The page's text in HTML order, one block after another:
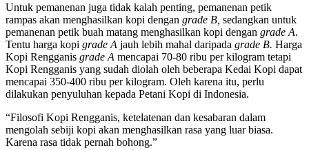
Untuk pemanenan juga tidak kalah penting, pemanenan petik
rampas akan menghasilkan kopi dengan grade B, sedangkan untuk
pemanenan petik buah matang menghasilkan kopi dengan grade A.
Tentu harga kopi grade A jauh lebih mahal daripada grade B. Harga
Kopi Rengganis grade A mencapai 70-80 ribu per kilogram tetapi
Kopi Rengganis yang sudah diolah oleh beberapa Kedai Kopi dapat
mencapai 350-400 ribu per kilogram. Oleh karena itu, perlu
dilakukan penyuluhan kepada Petani Kopi di Indonesia.
“Filosofi Kopi Rengganis, ketelatenan dan kesabaran dalam
mengolah sebiji kopi akan menghasilkan rasa yang luar biasa.
Karena rasa tidak pernah bohong.”